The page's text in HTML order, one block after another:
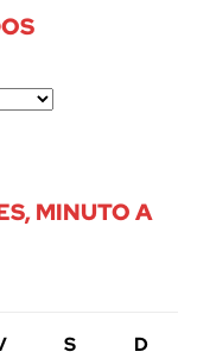
MINUTO A
S
D